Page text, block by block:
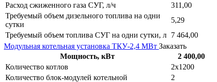
Расход сжиженного газа СУГ, л/ч
311,00
Требуемый объем дизельного топлива на одни
сутки
5,29
Требуемый объем топлива СУГ на одни сутки, л 7 464,00
Модульная котельная установка ТКУ-2,4 МВт Заказать
Мощность, кВт
2 400,00
Количество котлов
2х1200
Количество блок-модулей котельной
2